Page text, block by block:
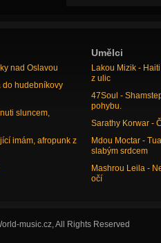
nad Oslavou
do hudebníkovy
sluncem,
imám, afropunk z
Umělci
Lakou Mizik -
z ulic
47Soul -
pohybu.
Sarathy Korwar -
Mdou Moctar -
slabým srdcem
Mashrou Leila -
očí
music.cz, All Rights Reserved